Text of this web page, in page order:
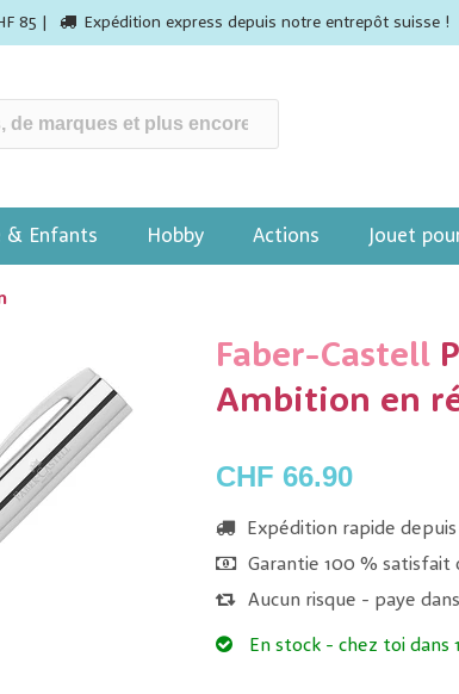
85 | Expédition express depuis notre entrepôt suisse !
& Enfants Hobby Actions Jouet
Faber-Castell
Ambition en
CHF 66.90
Expédition rapide
Garantie 100 % satisfait
Aucun risque - paye
En stock - chez toi dans